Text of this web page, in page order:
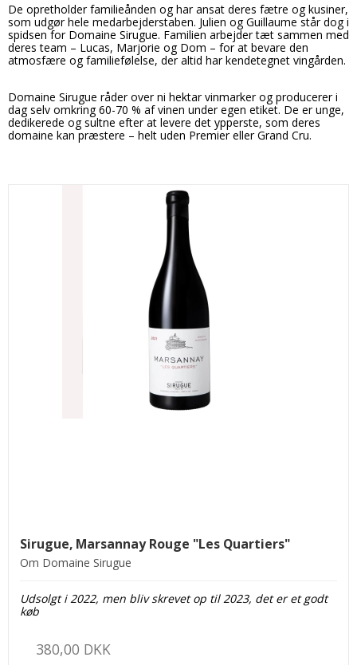
De opretholder familieånden og har ansat deres fætre og kusiner,
som udgør hele medarbejderstaben. Julien og Guillaume står dog i
spidsen for Domaine Sirugue. Familien arbejder tæt sammen med
deres team – Lucas, Marjorie og Dom – for at bevare den
atmosfære og familiefølelse, der altid har kendetegnet vingården.
Domaine Sirugue råder over ni hektar vinmarker og producerer i
dag selv omkring 60-70 % af vinen under egen etiket. De er unge,
dedikerede og sultne efter at levere det ypperste, som deres
domaine kan præstere – helt uden Premier eller Grand Cru.
Sirugue, Marsannay Rouge "Les Quartiers"
Om Domaine Sirugue
Udsolgt i 2022, men bliv skrevet op til 2023, det er et godt
køb
380,00 DKK